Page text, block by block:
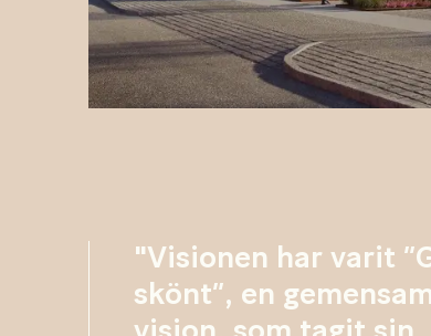
"Visionen har varit
skönt”, en